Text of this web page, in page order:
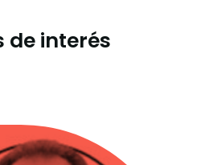
de interés